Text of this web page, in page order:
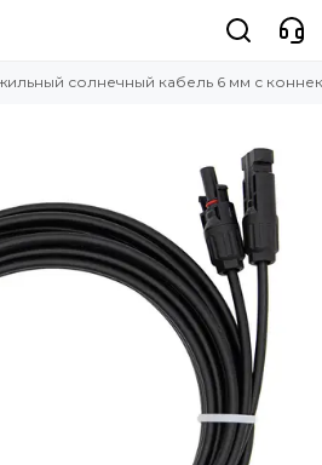
солнечный кабель 6 мм с